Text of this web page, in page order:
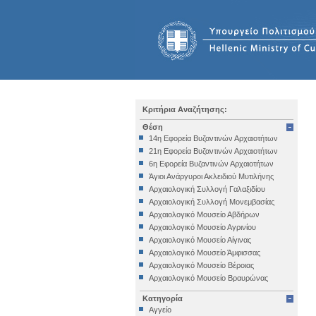
Κριτήρια Αναζήτησης:
Θέση
14η Εφορεία Βυζαντινών Αρχαιοτήτων
21η Εφορεία Βυζαντινών Αρχαιοτήτων
6η Εφορεία Βυζαντινών Αρχαιοτήτων
Άγιοι Ανάργυροι Ακλειδιού Μυτιλήνης
Αρχαιολογική Συλλογή Γαλαξιδίου
Αρχαιολογική Συλλογή Μονεμβασίας
Αρχαιολογικό Μουσείο Αβδήρων
Αρχαιολογικό Μουσείο Αγρινίου
Αρχαιολογικό Μουσείο Αίγινας
Αρχαιολογικό Μουσείο Άμφισσας
Αρχαιολογικό Μουσείο Βέροιας
Αρχαιολογικό Μουσείο Βραυρώνας
Αρχαιολογικό Μουσείο Δελφών
Αρχαιολογικό Μουσείο Ηγουμενίτσας
Κατηγορία
Αγγείο